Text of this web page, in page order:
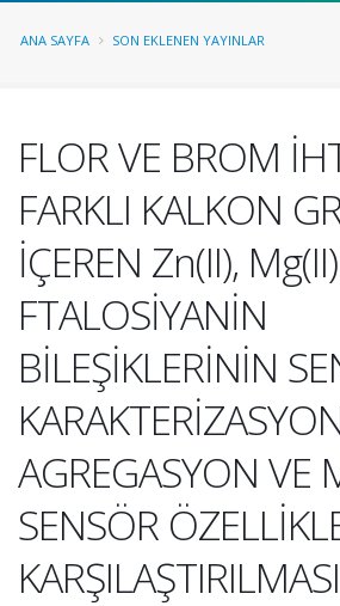
ANA SAYFA SON EKLENEN YAYINLAR
FLOR VE BROM
FARKLI KALKON
İÇEREN Zn(II),
FTALOSİYANİN
BİLEŞİKLERİNİN
AGREGASYON VE
SENSÖR
KARŞILAŞTIRILMASI